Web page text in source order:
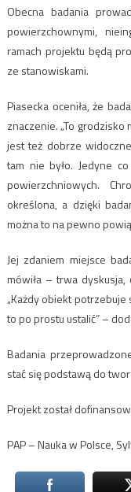
Obecna badania
powierzchownymi,
ramach projektu będą
ze stanowiskami.
Piasecka oceniła, że
znaczenie. „To
jest też dobrze
tam nie było. Jedyne
powierzchniowych.
określona, a dzięki
można to na pewno
Jej zdaniem miejsce
mówiła – trwa
„Każdy obiekt
to po prostu ustalić” –
Badania
stać się podstawą do
Projekt został
PAP – Nauka w Polsce,